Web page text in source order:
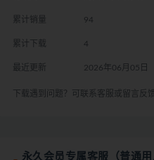
累计销量 94
累计下载 4
最近更新 2026年06月05日
下载遇到问题？可联系客服或留言反馈
永久会员专属客服（普通